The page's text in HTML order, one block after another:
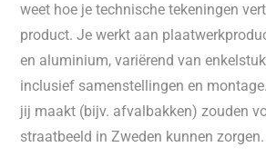
weet hoe je technische tekeningen
product. Je werkt aan
en aluminium, variërend van
inclusief samenstellingen en
jij maakt (bijv. afvalbakken) zouden
straatbeeld in Zweden kunnen zorgen.